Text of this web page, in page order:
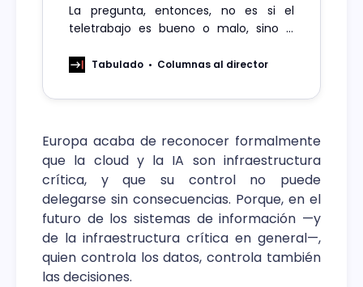
La pregunta, entonces, no es si el
teletrabajo es bueno o malo, sino si
serio su dimensión digital
Tabulado Columnas al director
Europa acaba de reconocer formalmente
que la cloud y la IA son infraestructura
crítica, y que su control no puede
delegarse sin consecuencias. Porque, en el
futuro de los sistemas de información —y
de la infraestructura crítica en general—,
quien controla los datos, controla también
las decisiones.